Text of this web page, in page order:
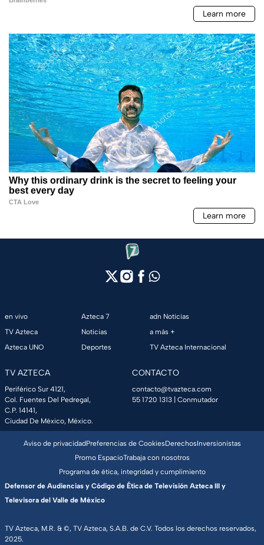
en vivo
TV Azteca
Azteca UNO
Azteca 7
Noticias
Deportes
adn Noticias
a más +
TV Azteca Internacional
TV AZTECA
Periférico Sur 4121,
Col. Fuentes Del Pedregal,
C.P. 14141,
Ciudad De México, México.
CONTACTO
contacto@tvazteca.com
55 1720 1313 | Conmutador
TV Azteca, M.R. & ©, TV Azteca, S.A.B. de C.V. Todos los derechos reservados,
2025.
Aviso de privacidadPreferencias de CookiesDerechosInversionistas
Promo EspacioTrabaja con nosotros
Programa de ética, integridad y cumplimiento
Defensor de Audiencias y Código de Ética de Televisión Azteca III y
Televisora del Valle de México